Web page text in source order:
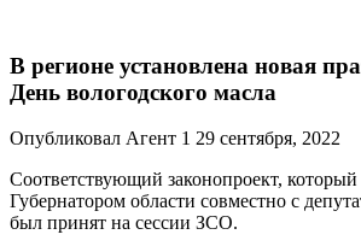
В регионе установлена новая
День вологодского масла
Опубликовал Агент 1 29 сентября, 2022
Соответствующий законопроект, который
Губернатором области совместно с
был принят на сессии ЗСО.